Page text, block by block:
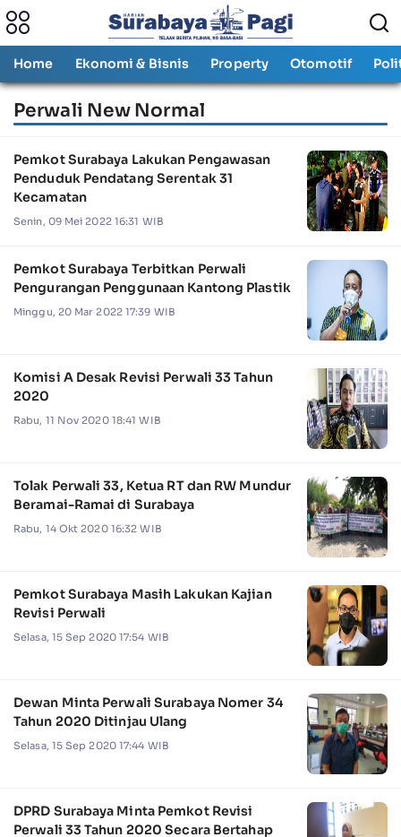
Home Ekonomi & Bisnis Property Otomotif
Perwali New Normal
Pemkot Surabaya Lakukan Pengawasan
Penduduk Pendatang Serentak 31
Kecamatan
Senin, 09 Mei 2022 16:31 WIB
Pemkot Surabaya Terbitkan Perwali
Pengurangan Penggunaan Kantong Plastik
Minggu, 20 Mar 2022 17:39 WIB
Komisi A Desak Revisi Perwali 33 Tahun
2020
Rabu, 11 Nov 2020 18:41 WIB
Tolak Perwali 33, Ketua RT dan RW Mundur
Beramai-Ramai di Surabaya
Rabu, 14 Okt 2020 16:32 WIB
Pemkot Surabaya Masih Lakukan Kajian
Revisi Perwali
Selasa, 15 Sep 2020 17:54 WIB
Dewan Minta Perwali Surabaya Nomer 34
Tahun 2020 Ditinjau Ulang
Selasa, 15 Sep 2020 17:44 WIB
DPRD Surabaya Minta Pemkot Revisi
Perwali 33 Tahun 2020 Secara Bertahap